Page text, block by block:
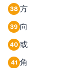
38 方
39 向
40 或
41 角